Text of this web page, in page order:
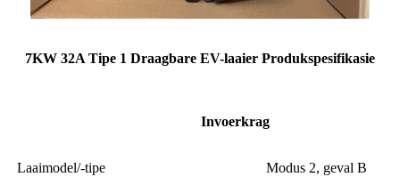
7KW 32A Tipe 1 Draagbare EV-laaier Produkspesifikasie
Invoerkrag
Laaimodel/-tipe Modus 2, geval B